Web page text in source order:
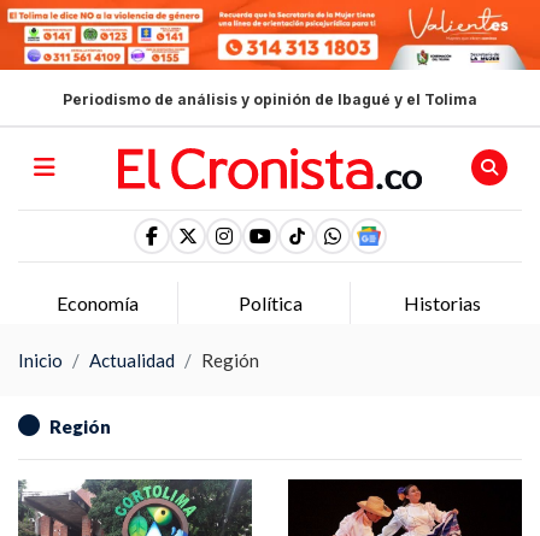
Periodismo de análisis y opinión de Ibagué y el Tolima
Economía Política Historias
Inicio Actualidad Región
Región